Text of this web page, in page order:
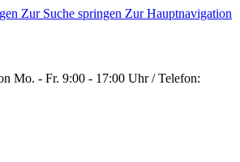
Zur Suche springen Zur Hauptnavigation
Mo. - Fr. 9:00 - 17:00 Uhr / Telefon: